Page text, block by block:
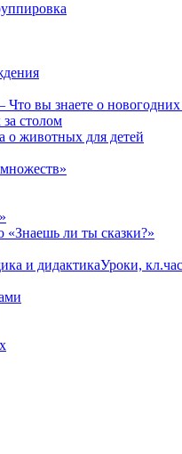
вы знаете о новогодних
столом
о животных для детей
«Знаешь ли ты сказки?»
и дидактикаУроки,